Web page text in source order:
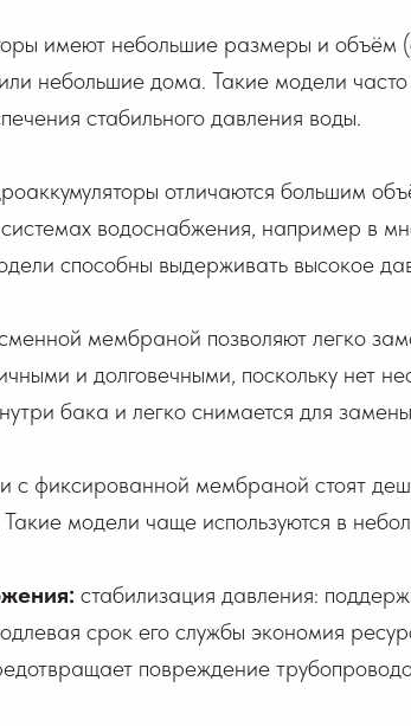
имеют небольшие размеры и
небольшие дома. Такие модели часто
стабильного давления воды.
отличаются большим
водоснабжения, например в
способны выдерживать высокое
мембраной позволяют легко
и долговечными, поскольку нет
бака и легко снимается для
с фиксированной мембраной стоят
модели чаще используются в
стабилизация давления:
срок его службы экономия
повреждение